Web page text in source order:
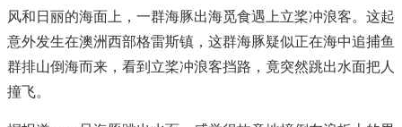
风和日丽的海面上，一群海豚出海觅食遇上立桨冲浪客。这起
意外发生在澳洲西部格雷斯镇，这群海豚疑似正在海中追捕鱼
群排山倒海而来，看到立桨冲浪客挡路，竟突然跳出水面把人
撞飞。